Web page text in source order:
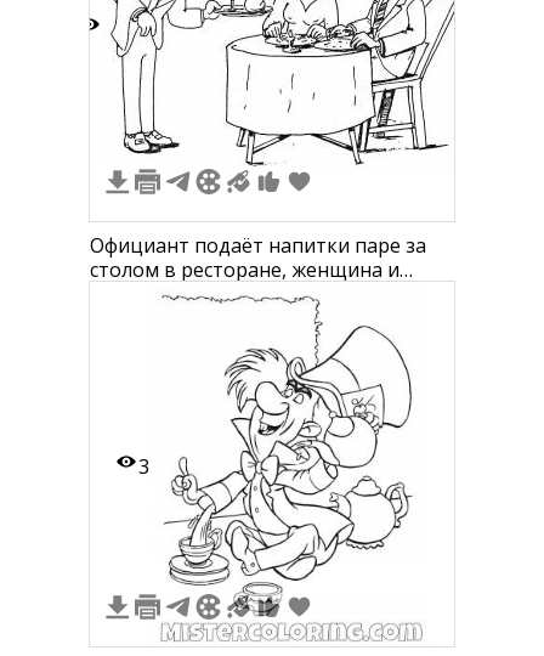
Официант подаёт напитки паре за
столом в ресторане, женщина и
мужчина за столом с едой
3